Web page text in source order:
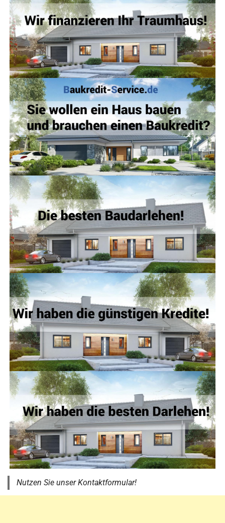
Nutzen Sie unser Kontaktformular!